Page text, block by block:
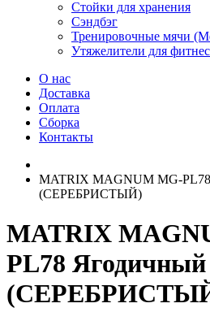
Стойки для хранения
Сэндбэг
Тренировочные мячи
Утяжелители для
О нас
Доставка
Оплата
Сборка
Контакты
MATRIX MAGNUM MG-
(СЕРЕБРИСТЫЙ)
MATRIX
PL78 Ягодичный